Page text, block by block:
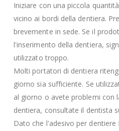
Iniziare con una piccola
vicino ai bordi della dentiera.
brevemente in sede. Se il
l'inserimento della dentiera,
utilizzato troppo.
Molti portatori di dentiera
giorno sia sufficiente. Se
al giorno o avete problemi con
dentiera, consultate il dentista
Dato che l'adesivo per dentiere